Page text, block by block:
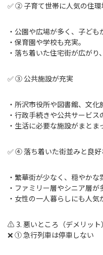
✅ ② 子育て世帯に人気の住
・公園や広場が多く、子ども
・保育園や学校も充実。
・落ち着いた住宅街が広がり
✅ ③ 公共施設が充実
・所沢市役所や図書館、文化
・行政手続きや公共サービス
・生活に必要な施設がまとま
✅ ④ 落ち着いた街並みと良
・繁華街が少なく、穏やかな
・ファミリー層やシニア層が
・女性の一人暮らしにも人気
⚠️ 3. 悪いところ（デメリット）
❌ ① 急行列車は停車しない